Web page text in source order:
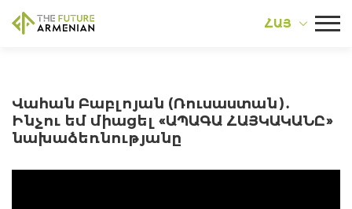
ՀԱՅ
Վահան Բաբլոյան (Ռուսաստան)․
Ինչու եմ միացել «ԱՊԱԳԱ ՀԱՅԿԱԿԱՆԸ»
նախաձեռնությանը